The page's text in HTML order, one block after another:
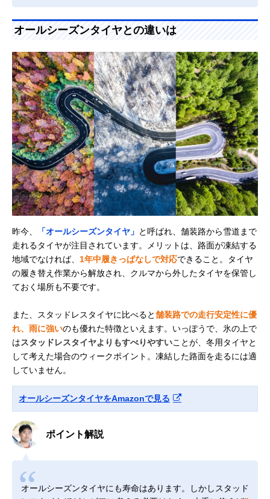
オールシーズンタイヤとの違いは
昨今、 「オールシーズンタイヤ」 と呼ばれ、舗装路から雪道まで
走れるタイヤが注目されています。メリットは、路面が凍結する
地域でなければ、 1年中履きっぱなしで対応できること。タイヤ
の履き替え作業から解放され、クルマから外したタイヤを保管し
ておく場所も不要です。
また、スタッドレスタイヤに比べると舗装路での走行安定性に優
れ、雨に強いのも優れた特徴といえます。いっぽうで、氷の上で
はスタッドレスタイヤよりもすべりやすいことが、冬用タイヤと
して考えた場合のウィークポイント。凍結した路面を走るには適
していません。
オールシーズンタイヤをAmazonで見る
ポイント解説
オールシーズンタイヤにも寿命はあります。しかしスタッド